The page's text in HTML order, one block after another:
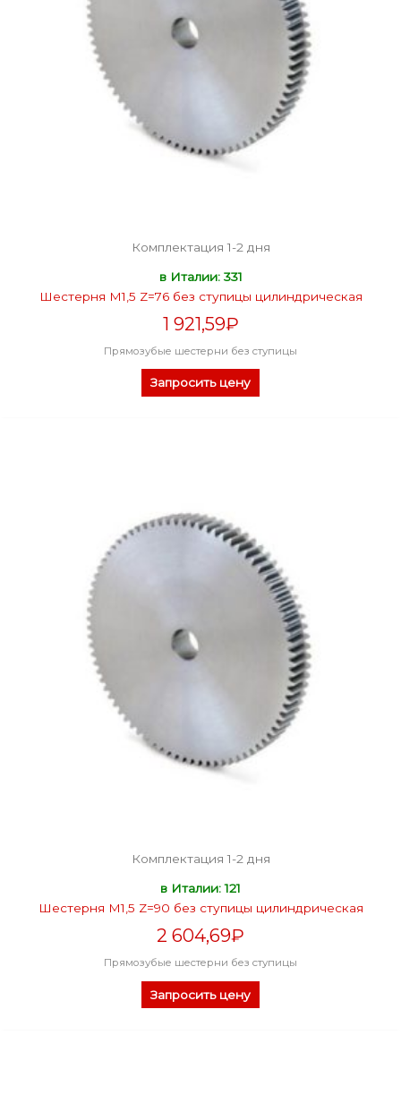
Комплектация 1-2 дня
в Италии: 331
Шестерня M1,5 Z=76 без ступицы цилиндрическая
1 921,59₽
Прямозубые шестерни без ступицы
Запросить цену
Комплектация 1-2 дня
в Италии: 121
Шестерня M1,5 Z=90 без ступицы цилиндрическая
2 604,69₽
Прямозубые шестерни без ступицы
Запросить цену